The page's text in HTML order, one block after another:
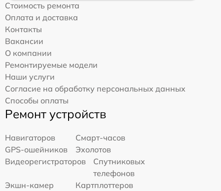
Стоимость ремонта
Оплата и доставка
Контакты
Вакансии
О компании
Ремонтируемые модели
Наши услуги
Согласие на обработку персональных данных
Способы оплаты
Ремонт устройств
Навигаторов
Смарт-часов
GPS-ошейников
Эхолотов
Видеорегистраторов
Спутниковых
телефонов
Экшн-камер
Картплоттеров